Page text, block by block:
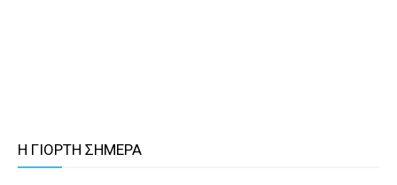
Η ΓΙΟΡΤΗ ΣΗΜΕΡΑ